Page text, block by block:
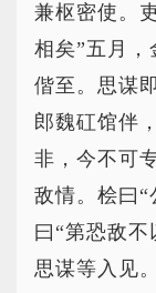
兼枢密使。
相矣”五月
偕至。思谋
郎魏矼馆伴
非，今不可
敌情。桧曰“
曰“第恐敌不
思谋等入见